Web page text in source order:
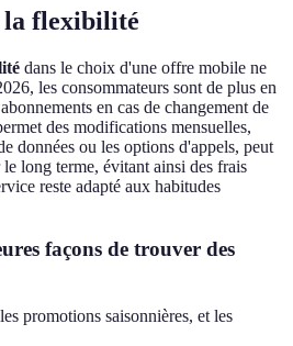
flexibilité
dans le choix d'une offre mobile ne
les consommateurs sont de plus en
en cas de changement de
des modifications mensuelles,
données ou les options d'appels, peut
long terme, évitant ainsi des frais
reste adapté aux habitudes
façons de trouver des
promotions saisonnières, et les